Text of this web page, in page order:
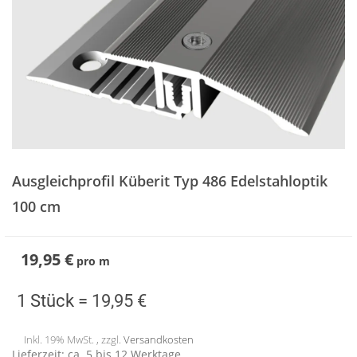
der
Bildergalerie
springen
Ausgleichprofil Küberit Typ 486 Edelstahloptik
100 cm
19,95 € pro m
1 Stück = 19,95 €
Inkl. 19% MwSt. , zzgl. Versandkosten